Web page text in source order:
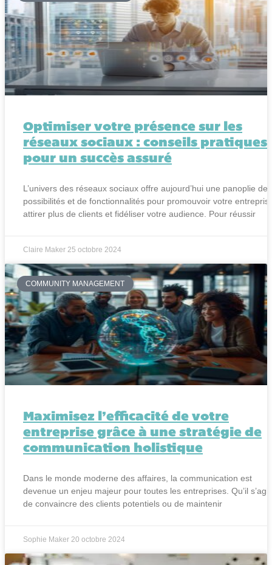
Optimiser votre présence sur les
réseaux sociaux : conseils pratiques
pour un succès assuré
L’univers des réseaux sociaux offre aujourd’hui une panoplie de
possibilités et de fonctionnalités pour promouvoir votre
attirer plus de clients et fidéliser votre audience. Pour réussir
Claire Maker 25 octobre 2024
COMMUNITY MANAGEMENT
Maximisez l’efficacité de votre
entreprise grâce à une stratégie de
communication holistique
Dans le monde moderne des affaires, la communication est
devenue un enjeu majeur pour toutes les entreprises. Qu’il
de convaincre des clients potentiels ou de maintenir
Sophie Maker 20 octobre 2024